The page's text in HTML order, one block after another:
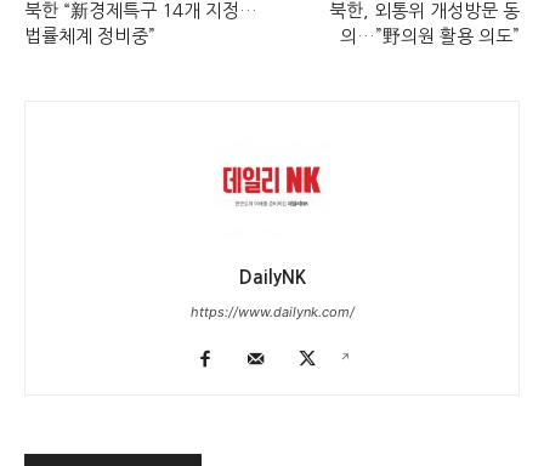
북한 “新경제특구 14개 지정…
법률체계 정비중”
북한, 외통위 개성방문 동
의…”野의원 활용 의도”
DailyNK
https://www.dailynk.com/